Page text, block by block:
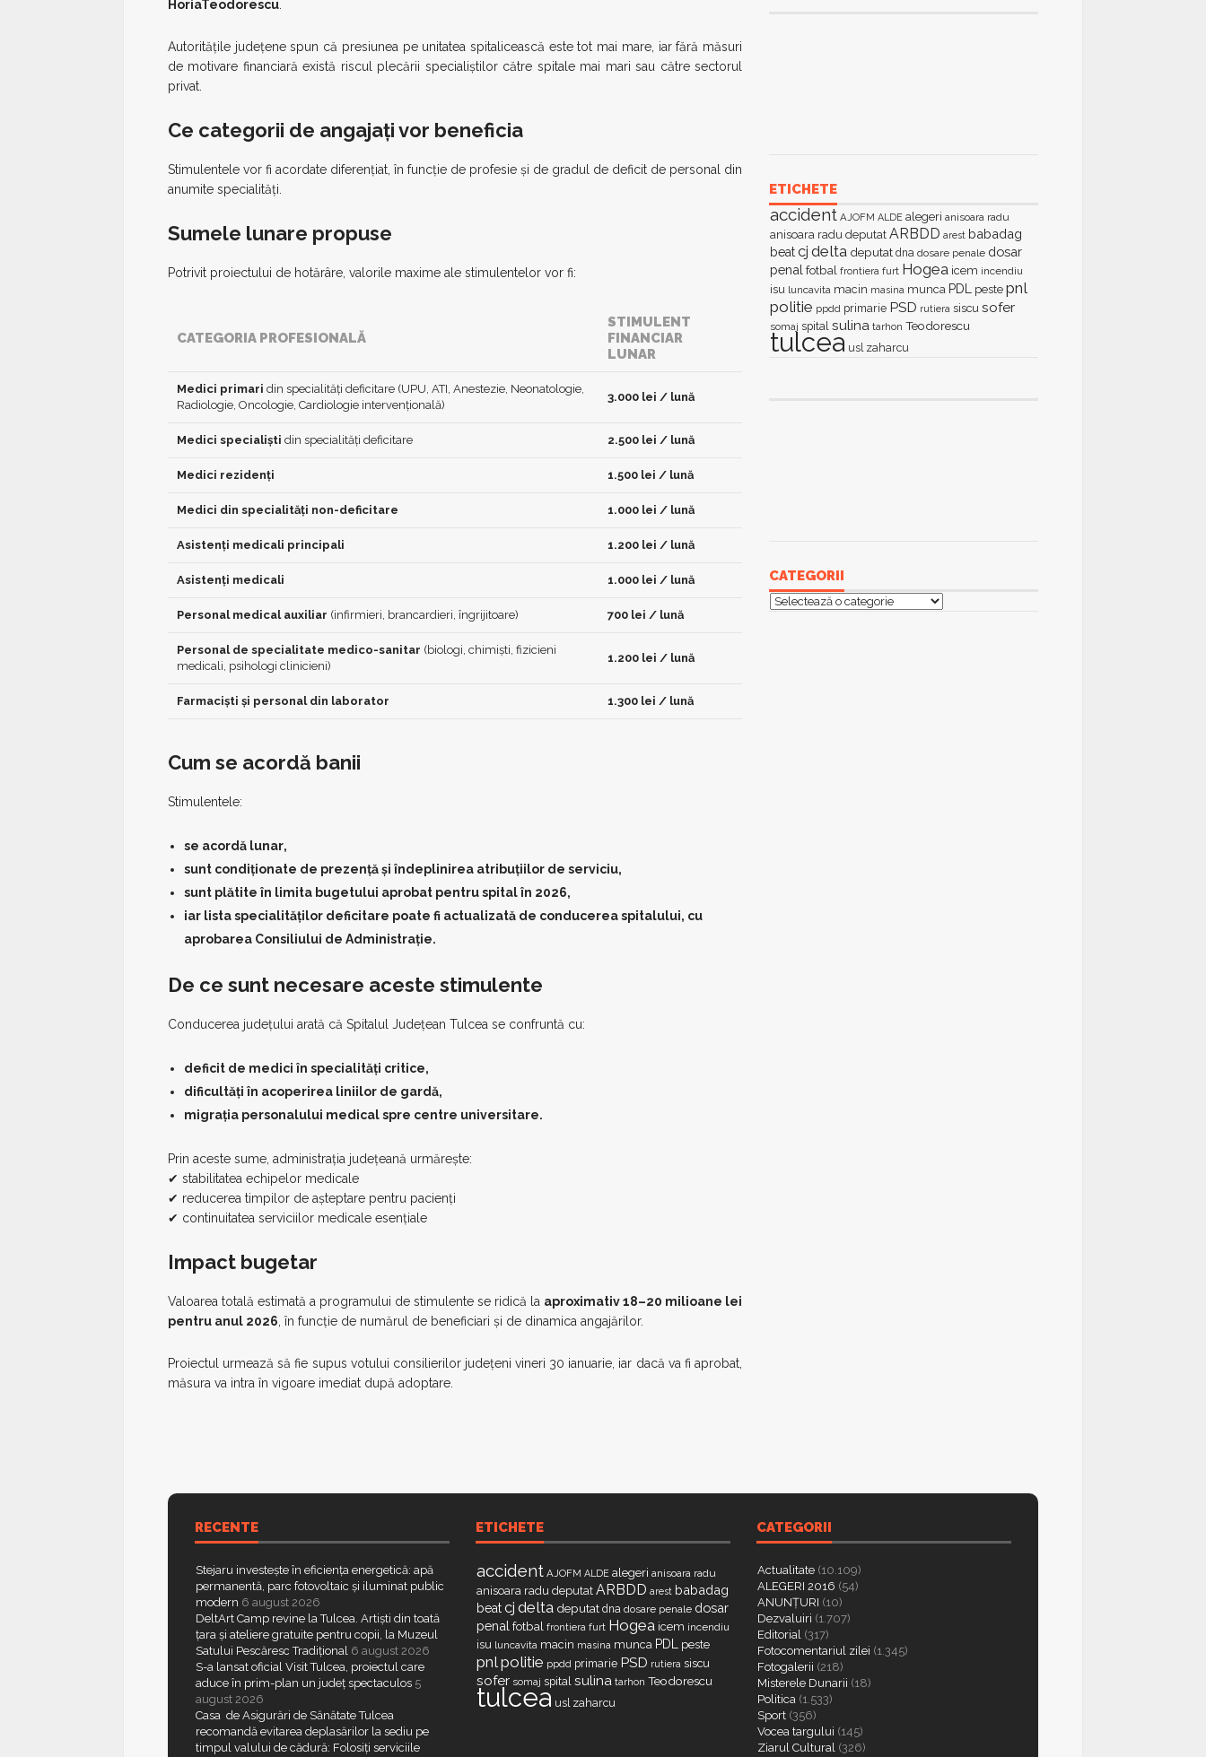
HoriaTeodorescu
Autoritățile județene spun că presiunea pe unitatea spitalicească este tot mai mare, iar fără măsuri
de motivare financiară există riscul plecării specialiștilor către spitale mai mari sau către sectorul
privat.
Ce categorii de angajați vor beneficia
Stimulentele vor fi acordate diferențiat, în funcție de profesie și de gradul de deficit de personal din
anumite specialități.
Sumele lunare propuse
Potrivit proiectului de hotărâre, valorile maxime ale stimulentelor vor fi:
CATEGORIA PROFESIONALĂ
STIMULENT
FINANCIAR
LUNAR
Medici primari din specialități deficitare (UPU, ATI, Anestezie, Neonatologie,
Radiologie, Oncologie, Cardiologie intervențională)
3.000 lei / lună
Medici specialiști din specialități deficitare 2.500 lei / lună
Medici rezidenți 1.500 lei / lună
Medici din specialități non-deficitare 1.000 lei / lună
Asistenți medicali principali 1.200 lei / lună
Asistenți medicali 1.000 lei / lună
Personal medical auxiliar (infirmieri, brancardieri, îngrijitoare) 700 lei / lună
Personal de specialitate medico-sanitar (biologi, chimiști, fizicieni
medicali, psihologi clinicieni)
1.200 lei / lună
Farmaciști și personal din laborator 1.300 lei / lună
Cum se acordă banii
Stimulentele:
se acordă lunar,
sunt condiționate de prezență și îndeplinirea atribuțiilor de serviciu,
sunt plătite în limita bugetului aprobat pentru spital în 2026,
iar lista specialităților deficitare poate fi actualizată de conducerea spitalului, cu
aprobarea Consiliului de Administrație.
De ce sunt necesare aceste stimulente
Conducerea județului arată că Spitalul Județean Tulcea se confruntă cu:
deficit de medici în specialități critice,
dificultăți în acoperirea liniilor de gardă,
migrația personalului medical spre centre universitare.
Prin aceste sume, administrația județeană urmărește:
✔ stabilitatea echipelor medicale
✔ reducerea timpilor de așteptare pentru pacienți
✔ continuitatea serviciilor medicale esențiale
Impact bugetar
Valoarea totală estimată a programului de stimulente se ridică la aproximativ 18–20 milioane lei
pentru anul 2026 , în funcție de numărul de beneficiari și de dinamica angajărilor.
Proiectul urmează să fie supus votului consilierilor județeni vineri 30 ianuarie, iar dacă va fi aprobat,
măsura va intra în vigoare imediat după adoptare.
ETICHETE
accident AJOFM ALDE alegeri anisoara radu
anisoara radu deputat ARBDD arest babadag
beatcj delta deputat dna dosare penale dosar
penal fotbal frontiera furt Hogea icem incendiu
isu luncavita macin masina munca PDL peste pnl
politie ppdd primarie PSD rutiera siscu sofer
somaj spital sulina tarhon Teodorescu
tulcea usl zaharcu
CATEGORII
Categorii
RECENTE
Stejaru investește în eficiența energetică: apă
permanentă, parc fotovoltaic și iluminat public
modern 6 august 2026
DeltArt Camp revine la Tulcea. Artiști din toată
țara și ateliere gratuite pentru copii, la Muzeul
Satului Pescăresc Tradițional 6 august 2026
S-a lansat oficial Visit Tulcea, proiectul care
aduce în prim-plan un județ spectaculos 5
august 2026
Casa de Asigurări de Sănătate Tulcea
recomandă evitarea deplasărilor la sediu pe
timpul valului de cădură: Folosiți serviciile
ETICHETE
accident AJOFM ALDE alegeri anisoara radu
anisoara radu deputat ARBDD arest babadag
beatcj delta deputat dna dosare penale dosar
penal fotbal frontiera furt Hogea icem incendiu
isu luncavita macin masina munca PDL peste
pnl politie ppdd primarie PSD rutiera siscu
sofer somaj spital sulina tarhon Teodorescu
tulcea usl zaharcu
CATEGORII
Actualitate (10.109)
ALEGERI 2016 (54)
ANUNȚURI (10)
Dezvaluiri (1.707)
Editorial (317)
Fotocomentariul zilei (1.345)
Fotogalerii (218)
Misterele Dunarii (18)
Politica (1.533)
Sport (356)
Vocea targului (145)
Ziarul Cultural (326)